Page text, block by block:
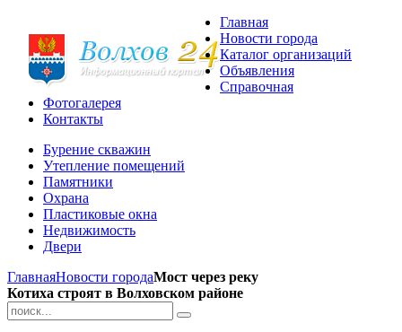
Главная
Новости города
Каталог организаций
Объявления
Справочная
Фотогалерея
Контакты
Бурение скважин
Утепление помещений
Памятники
Охрана
Пластиковые окна
Недвижимость
Двери
ГлавнаяНовости городаМост через реку
Котиха строят в Волховском районе